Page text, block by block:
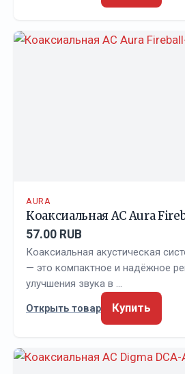
AURA
Коаксиальная АС Aura
57.00 RUB
Коаксиальная акустическая
— это компактное и надёжное
улучшения звука в …
Открыть товар
Купить